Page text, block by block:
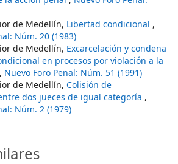
de Medellín, Libertad condicional ,
Núm. 20 (1983)
de Medellín, Excarcelación y condena
en procesos por violación a la
, Nuevo Foro Penal: Núm. 51 (1991)
de Medellín, Colisión de
dos jueces de igual categoría ,
Núm. 2 (1979)